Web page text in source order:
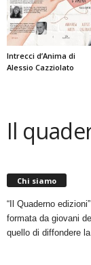
Intrecci d’Anima di
Alessio Cazziolato
Il
Chi siamo
“Il Quaderno
formata da giovani
quello di diffondere